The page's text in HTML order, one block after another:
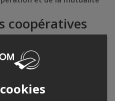
coopératives
,QC,Canada